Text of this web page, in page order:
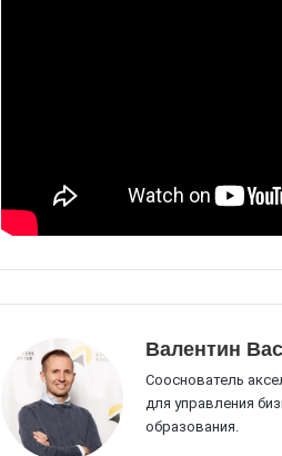
Валентин
Сооснователь
для управления
образования.